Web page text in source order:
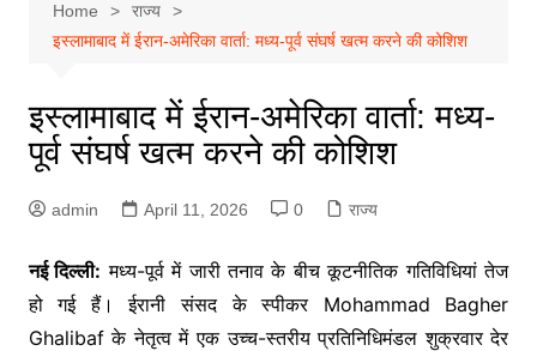
Home
राज्य
इस्लामाबाद में ईरान-अमेरिका वार्ता: मध्य-पूर्व संघर्ष खत्म करने की कोशिश
इस्लामाबाद में ईरान-अमेरिका वार्ता: मध्य-
पूर्व संघर्ष खत्म करने की कोशिश
admin April 11, 2026 0 राज्य
नई दिल्ली: मध्य-पूर्व में जारी तनाव के बीच कूटनीतिक गतिविधियां तेज
हो गई हैं। ईरानी संसद के स्पीकर Mohammad Bagher
Ghalibafके नेतृत्व में एक उच्च-स्तरीय प्रतिनिधिमंडल शुक्रवार देर